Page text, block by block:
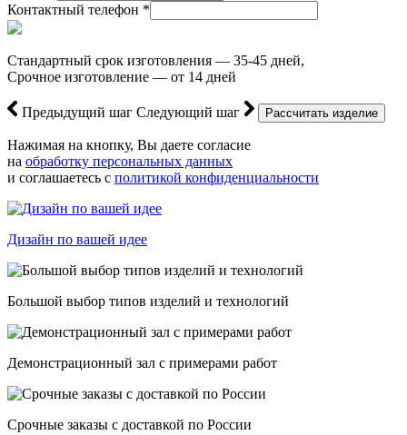
Контактный телефон *
Стандартный срок изготовления — 35-45 дней,
Срочное изготовление — от 14 дней
Предыдущий шаг Следующий шаг
Нажимая на кнопку, Вы даете согласие
на обработку персональных данных
и соглашаетесь с политикой конфиденциальности
Дизайн по вашей идее
Большой выбор типов изделий и технологий
Демонстрационный зал с примерами работ
Срочные заказы с доставкой по России